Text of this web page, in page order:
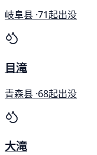
岐阜县 ·71起出没
目滝
青森县 ·68起出没
大滝